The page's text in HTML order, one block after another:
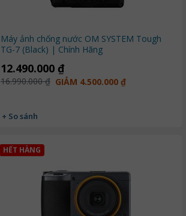
Máy ảnh chống nước OM SYSTEM Tough
TG-7 (Black) | Chính Hãng
12.490.000 ₫
16.990.000 ₫ GIẢM 4.500.000 ₫
+ So sánh
HẾT HÀNG